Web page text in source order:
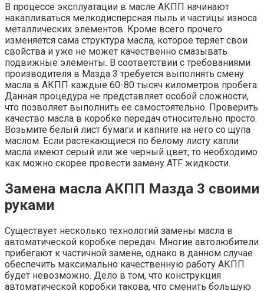
В процессе эксплуатации в масле АКПП начинают
накапливаться мелкодисперсная пыль и частицы износа
металлических элементов. Кроме всего прочего
изменяется сама структура масла, которое теряет свои
свойства и уже не может качественно смазывать
подвижные элементы. В соответствии с требованиями
производителя в Мазда 3 требуется выполнять смену
масла в АКПП каждые 60-80 тысяч километров пробега.
Данная процедура не представляет особой сложности,
что позволяет выполнить ее самостоятельно. Проверить
качество масла в коробке передач относительно просто.
Возьмите белый лист бумаги и капните на него со щупа
маслом. Если растекающиеся по белому листу капли
масла имеют серый или же черный цвет, то необходимо
как можно скорее провести замену ATF жидкости.
Замена масла АКПП Мазда 3 своими
руками
Существует несколько технологий замены масла в
автоматической коробке передач. Многие автолюбители
прибегают к частичной замене, однако в данном случае
обеспечить максимально качественную работу АКПП
будет невозможно. Дело в том, что конструкция
автоматической коробки такова, что сменить большую